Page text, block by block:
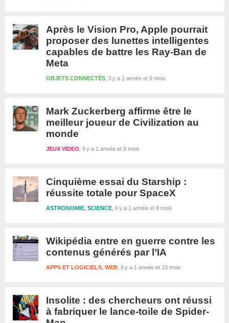
Après le Vision Pro, Apple pourrait
proposer des lunettes intelligentes
capables de battre les Ray-Ban de
Meta
Il y a 1 année et 9 mois
OBJETS CONNECTÉS
Mark Zuckerberg affirme être le
meilleur joueur de Civilization au
monde
Il y a 1 année et 9 mois
JEUX VIDEO
Cinquième essai du Starship :
réussite totale pour SpaceX
Il y a 1 année et 9 mois
ASTRONOMIE, SCIENCE
Wikipédia entre en guerre contre les
contenus générés par l’IA
Il y a 1 année et 10 mois
APPS ET LOGICIELS, WEB
Insolite : des chercheurs ont réussi
à fabriquer le lance-toile de Spider-